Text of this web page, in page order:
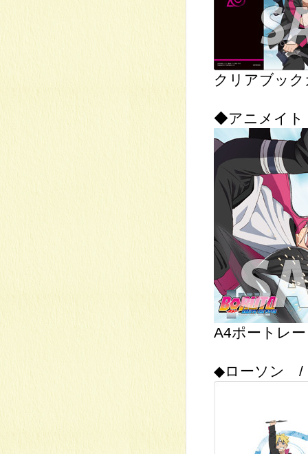
クリアブッ
◆アニメイト
A4ポートレ
◆ローソン